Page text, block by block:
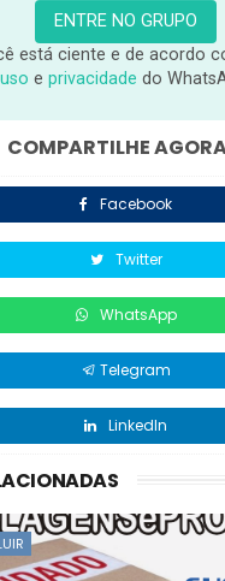
ENTRE NO GRUPO
está ciente e de acordo
uso eprivacidade do
COMPARTILHE
Facebook
Twitter
WhatsApp
Telegram
LinkedIn